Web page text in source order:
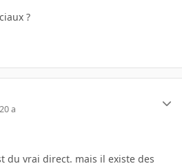
?
20 a
du vrai direct. mais il existe des